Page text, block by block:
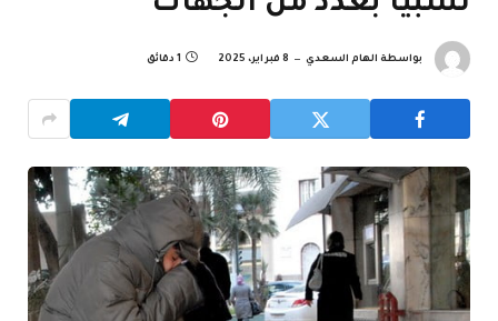
بواسطة الهام السعدي 8 فبراير، 2025 1 دقائق